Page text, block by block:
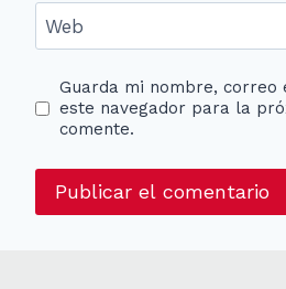
Web
Guarda mi nombre, correo
este navegador para la
comente.